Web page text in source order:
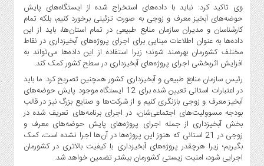
وی تاکید کرد: نباید با داده‌های استخراج ‌شده از ایستگاه‌های پایش
حوضه‌های آبخیز معرف و زوجی به صورت تزئینی برخورد کنیم، بلکه تمام
کارشناسان و مدیران سازمان منابع طبیعی در تمام استان‌ها، باید از این
داده‌ها به عنوان اطلاعات مبنایی برای اجرای پروژه‌های آبخیزداری در نقاط
مختلف کشورمان بهره‌مند شوند؛ زیرا استفاده از این داده‌ها می‌تواند به
افزایش اثربخشی اجرای پروژه‌های آبخیزداری در سطح کشور کمک کند.
رئیس سازمان منابع طبیعی و آبخیزداری کشور همچنین تصریح کرد: ما باید
در اعتبارات استانی تعیین ‌شده برای 12 ایستگاه موجود پایش حوضه‌های
آبخیز معرف و زوجی بازنگری کنیم و از شرکت‌ها و صنایع بزرگ نیز در قالب
بودجه مسوولیت‌های اجتماعی‌شان، در اجرای برنامه‌های تعریف ‌شده در
بخش آبخیزداری از جمله اجرای پروژه‌های پایش حوضه‌های معرف و
زوجی در 21 استانی که هنوز این پروژه‌ها در آن‌ها اجرا نشده است، کمک
بگیریم؛ زیرا هرچقدر پروژه‌های آبخیزداری با کیفیت بالاتری در کشورمان
اجرایی شود، امنیت زیستی کشورمان بیشتر تضمین خواهد شد.